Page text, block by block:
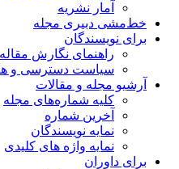
آمار نشریه
خط‌مشی دبیری مجله
برای نویسندگان
راهنمای نگارش مقاله
سیاست دسترسی و
آرشیو مجله و مقالات
کلیه شماره‌های مجله
آخرین شماره
نمایه نویسندگان
نمایه واژه های کلیدی
برای داوران